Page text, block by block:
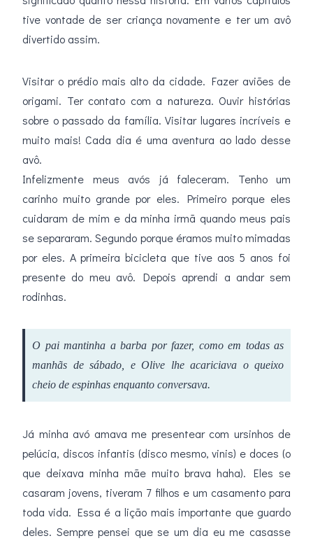
tive vontade de ser criança novamente e ter um avô
divertido assim.
Visitar o prédio mais alto da cidade. Fazer aviões de
origami. Ter contato com a natureza. Ouvir histórias
sobre o passado da família. Visitar lugares incríveis e
muito mais! Cada dia é uma aventura ao lado desse
avô.
Infelizmente meus avós já faleceram. Tenho um
carinho muito grande por eles. Primeiro porque eles
cuidaram de mim e da minha irmã quando meus pais
se separaram. Segundo porque éramos muito mimadas
por eles. A primeira bicicleta que tive aos 5 anos foi
presente do meu avô. Depois aprendi a andar sem
rodinhas.
O pai mantinha a barba por fazer, como em todas as
manhãs de sábado, e Olive lhe acariciava o queixo
cheio de espinhas enquanto conversava.
Já minha avó amava me presentear com ursinhos de
pelúcia, discos infantis (disco mesmo, vinis) e doces (o
que deixava minha mãe muito brava haha). Eles se
casaram jovens, tiveram 7 filhos e um casamento para
toda vida. Essa é a lição mais importante que guardo
deles. Sempre pensei que se um dia eu me casasse